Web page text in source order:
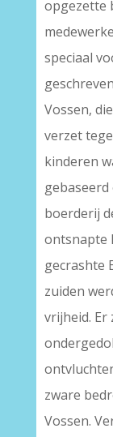
opgezette
speciaal
Vossen,
verzet
kinderen
boerderij
ontsnapte
gecrashte
zuiden
vrijheid. Er
zware
Vossen.